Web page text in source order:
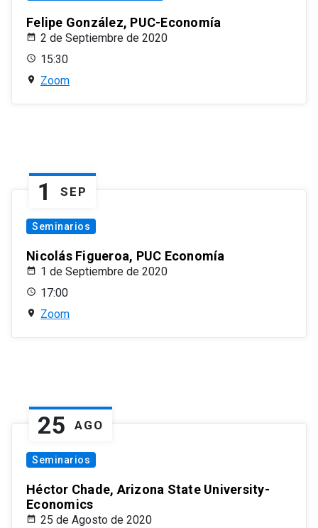
Felipe González, PUC-Economía
2 de Septiembre de 2020
15:30
Zoom
1 SEP
Seminarios
Nicolás Figueroa, PUC Economía
1 de Septiembre de 2020
17:00
Zoom
25 AGO
Seminarios
Héctor Chade, Arizona State University-
Economics
25 de Agosto de 2020